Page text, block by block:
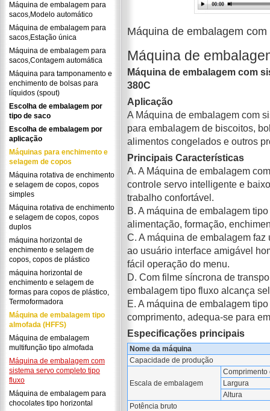
Máquina de embalagem para
sacos,Modelo automático
Máquina de embalagem para
sacos,Estação única
Máquina de embalagem para
sacos,Contagem automática
Máquina para tamponamento e
enchimento de bolsas para
líquidos (spout)
Escolha de embalagem por
tipo de saco
Escolha de embalagem por
aplicação
Máquinas para enchimento e
selagem de copos
Máquina rotativa de enchimento
e selagem de copos, copos
simples
Máquina rotativa de enchimento
e selagem de copos, copos
duplos
máquina horizontal de
enchimento e selagem de
copos, copos de plástico
máquina horizontal de
enchimento e selagem de
formas para copos de plástico,
Termoformadora
Máquina de embalagem tipo
almofada (HFFS)
Máquina de embalagem
multifunção tipo almofada
Máquina de embalagem com
sistema servo completo tipo
fluxo
Máquina de embalagem para
chocolates tipo horizontal
Máquina de embalagem
Máquina de
Máquina de embalagem com
380C
Aplicação
A Máquina de embalagem com
para embalagem de biscoitos,
alimentos congelados e outros
Principais Características
A. A Máquina de embalagem
controle servo intelligente e
trabalho confortável.
B. A máquina de embalagem
alimentação, formação,
C. A máquina de embalagem
ao usuário interface amigável
fácil operação do menu.
D. Com filme síncrona de
embalagem tipo fluxo alcança
E. A máquina de embalagem
comprimento, adequa-se para
Especificações principais
Nome da máquina
Capacidade de produção
Escala de embalagem
Comprimento
Largura
Altura
Potência bruto